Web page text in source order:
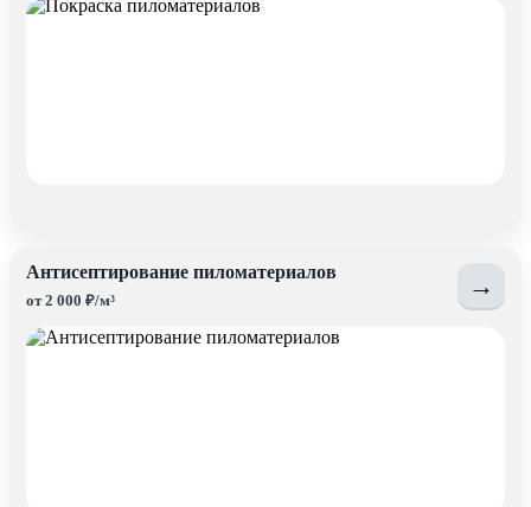
Антисептирование пиломатериалов
от 2 000 ₽/м³ →